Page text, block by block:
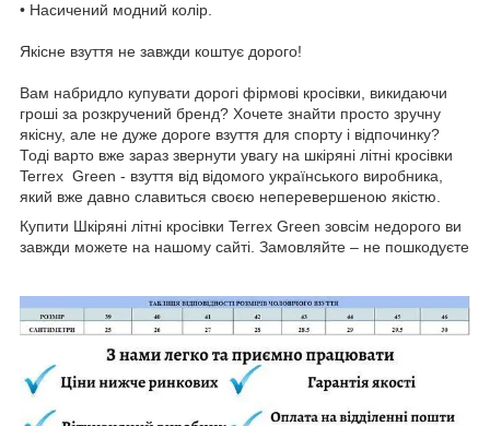
• Насичений модний колір.
Якісне взуття не завжди коштує дорого!
Вам набридло купувати дорогі фірмові кросівки, викидаючи
гроші за розкручений бренд? Хочете знайти просто зручну
якісну, але не дуже дороге взуття для спорту і відпочинку?
Тоді варто вже зараз звернути увагу на шкіряні літні кросівки
Terrex Green - взуття від відомого українського виробника,
який вже давно славиться своєю неперевершеною якістю.
Купити Шкіряні літні кросівки Terrex Green зовсім недорого ви
завжди можете на нашому сайті. Замовляйте – не пошкодуєте